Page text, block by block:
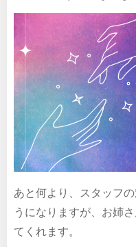
あと何より、スタッフ
うになりますが、お姉
てくれます。